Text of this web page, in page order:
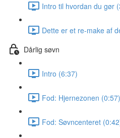
Intro til hvordan du gør
Dette er et re-make af
Dårlig søvn
Intro (6:37)
Fod: Hjernezonen (0:57)
Fod: Søvncenteret